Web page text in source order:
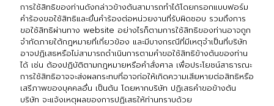
การใช้สิทธิของท่านดังกล่าวข้างต้นสามารถทำได้โดยกรอกแบบฟอร์ม
คำร้องขอใช้สิทธิและยื่นคำร้องต่อหน่วยงานที่รับผิดชอบ รวมถึงการ
ขอใช้สิทธิผ่านทาง website อย่างไรก็ตามการใช้สิทธิของท่านอาจถูก
จำกัดภายใต้กฎหมายที่เกี่ยวข้อง และมีบางกรณีที่มีเหตุจำเป็นที่บริษัท
อาจปฏิเสธหรือไม่สามารถดำเนินการตามคำขอใช้สิทธิข้างต้นของท่าน
ได้ เช่น ต้องปฏิบัติตามกฎหมายหรือคำสั่งศาล เพื่อประโยชน์สาธารณะ
การใช้สิทธิอาจจะส่งผลกระทบที่อาจก่อให้เกิดความเสียหายต่อสิทธิหรือ
เสรีภาพของบุคคลอื่น เป็นต้น โดยหากบริษัท ปฏิเสธคำขอข้างต้น
บริษัท จะแจ้งเหตุผลของการปฏิเสธให้ท่านทราบด้วย